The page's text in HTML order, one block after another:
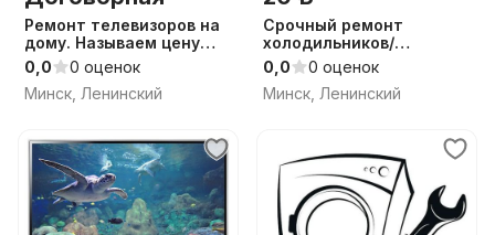
Ремонт телевизоров на
дому. Называем цену
ремонта. Выезд
телемастера. Гарантия.
Без выходных.
0,0
0 оценок
Минск, Ленинский
Срочный ремонт
холодильников/
морозильников
0,0
0 оценок
Минск, Ленинский